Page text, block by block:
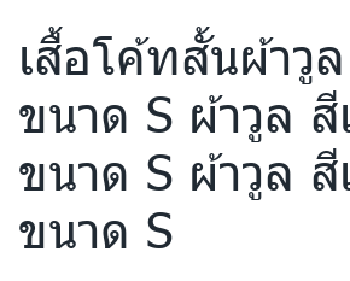
เสื้อโค้ทสั้นผ้าวู
ขนาด S ผ้าวูล สี
ขนาด S ผ้าวูล สี
ขนาด S